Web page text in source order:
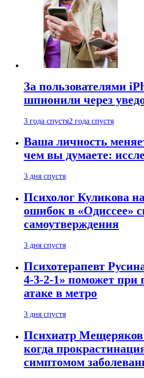
За пользователями
шпионили через
3 года спустя2 года спустя
Ваша личность
чем вы думаете:
3 дня спустя
Психолог Куликова
ошибок в «Одиссее»
самоутверждения
3 дня спустя
Психотерапевт
4-3-2-1» поможет при
атаке в метро
3 дня спустя
Психиатр Мещеряков
когда
симптомом